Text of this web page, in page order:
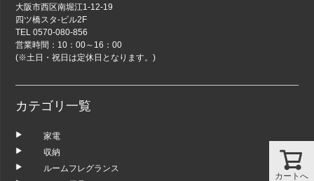
カートへ
大阪市西区南堀江1-12-19
四ツ橋スタ-ビル2F
TEL 0570-080-856
営業時間：10：00～16：00
(※土日・祝日は定休日となります。)
カテゴリ一覧
家電
収納
ルームフレグランス